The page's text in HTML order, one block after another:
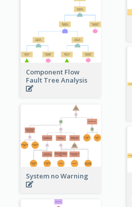
Component Flow
Fault Tree Analysis
System no Warning